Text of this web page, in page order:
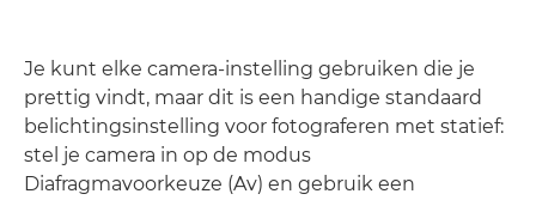
Je kunt elke camera-instelling gebruiken die je
prettig vindt, maar dit is een handige standaard
belichtingsinstelling voor fotograferen met statief:
stel je camera in op de modus
Diafragmavoorkeuze (Av) en gebruik een